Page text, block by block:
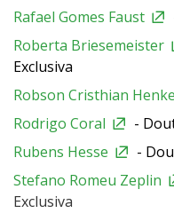
Rafael Gomes Faust
Roberta Briesemeister
Exclusiva
Robson Cristhian
Rodrigo Coral
-
Rubens Hesse
-
Stefano Romeu Zeplin
Exclusiva